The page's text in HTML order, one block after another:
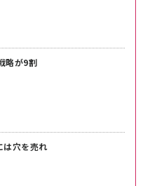
略が9割
は穴を売れ